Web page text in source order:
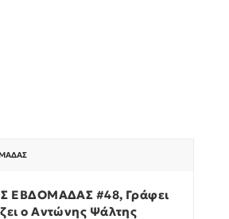
ΕΒΔΟΜΑΔΑΣ #48, Γράφει
ο Αντώνης Ψάλτης